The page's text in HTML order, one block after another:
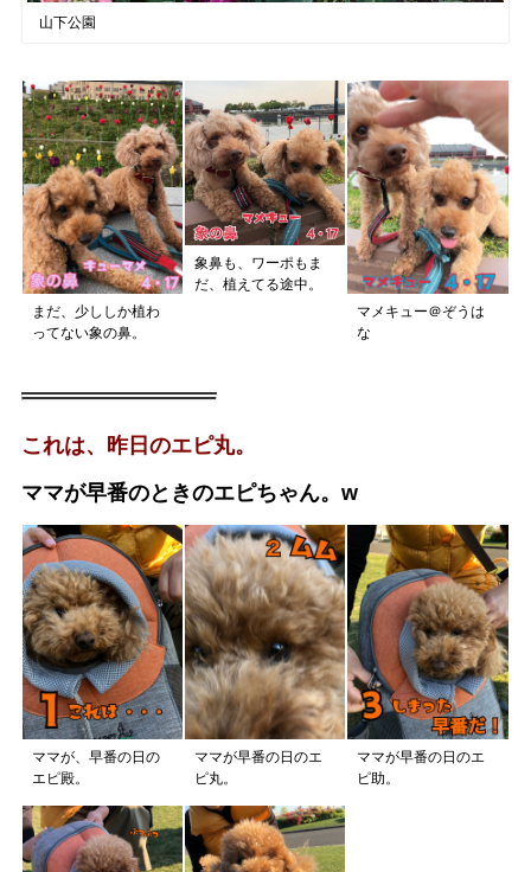
山下公園
まだ、少ししか植わ
ってない象の鼻。
象鼻も、ワーポもま
だ、植えてる途中。
マメキュー＠ぞうは
な
これは、昨日のエピ丸。
ママが早番のときのエピちゃん。w
ママが、早番の日の
エピ殿。
ママが早番の日のエ
ピ丸。
ママが早番の日のエ
ピ助。